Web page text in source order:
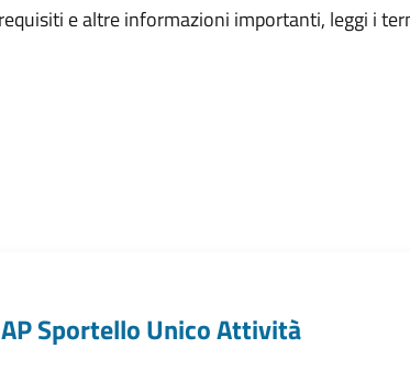
e altre informazioni importanti, leggi i
Sportello Unico Attività